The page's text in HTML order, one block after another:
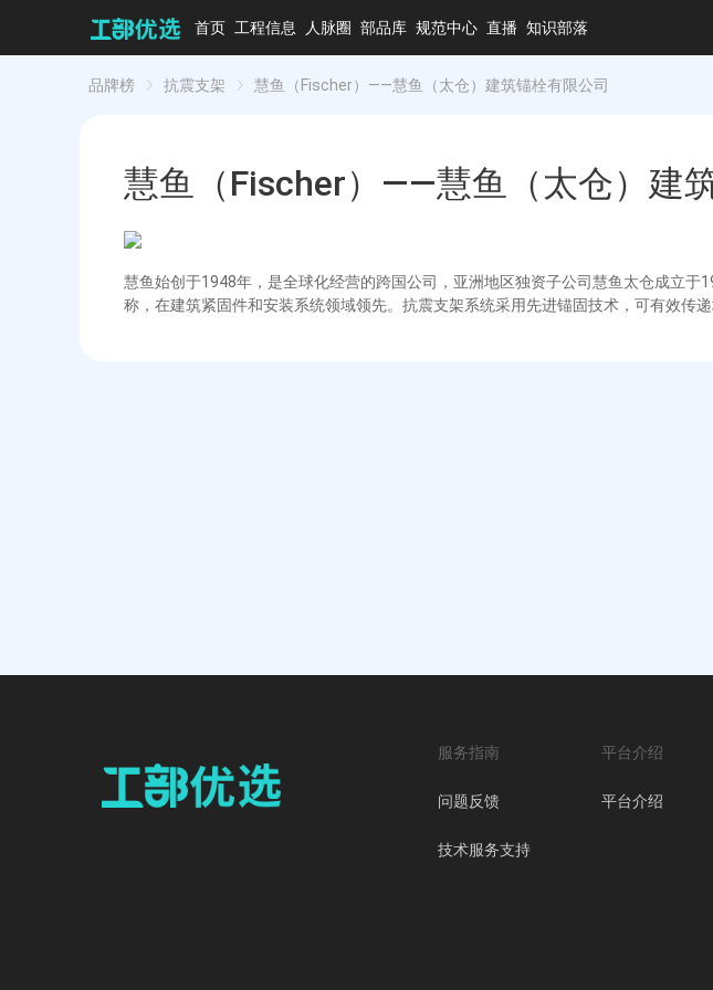
首页 工程信息 人脉圈 部品库 规范中心 直播 知识部落
品牌榜 抗震支架 慧鱼（Fischer）——慧鱼（太仓）建筑锚栓有限公司
慧鱼（Fischer）——慧鱼（太仓）建
慧鱼始创于1948年，是全球化经营的跨国公司，亚洲地区独资子公司慧鱼太仓成立
称，在建筑紧固件和安装系统领域领先。抗震支架系统采用先进锚固技术，可有效传
服务指南
问题反馈
技术服务支持
平台介绍
平台介绍